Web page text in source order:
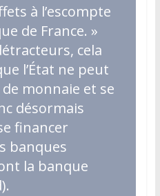
à l’escompte
de France. »
cela
l’État ne peut
monnaie et se
désormais
financer
banques
la banque